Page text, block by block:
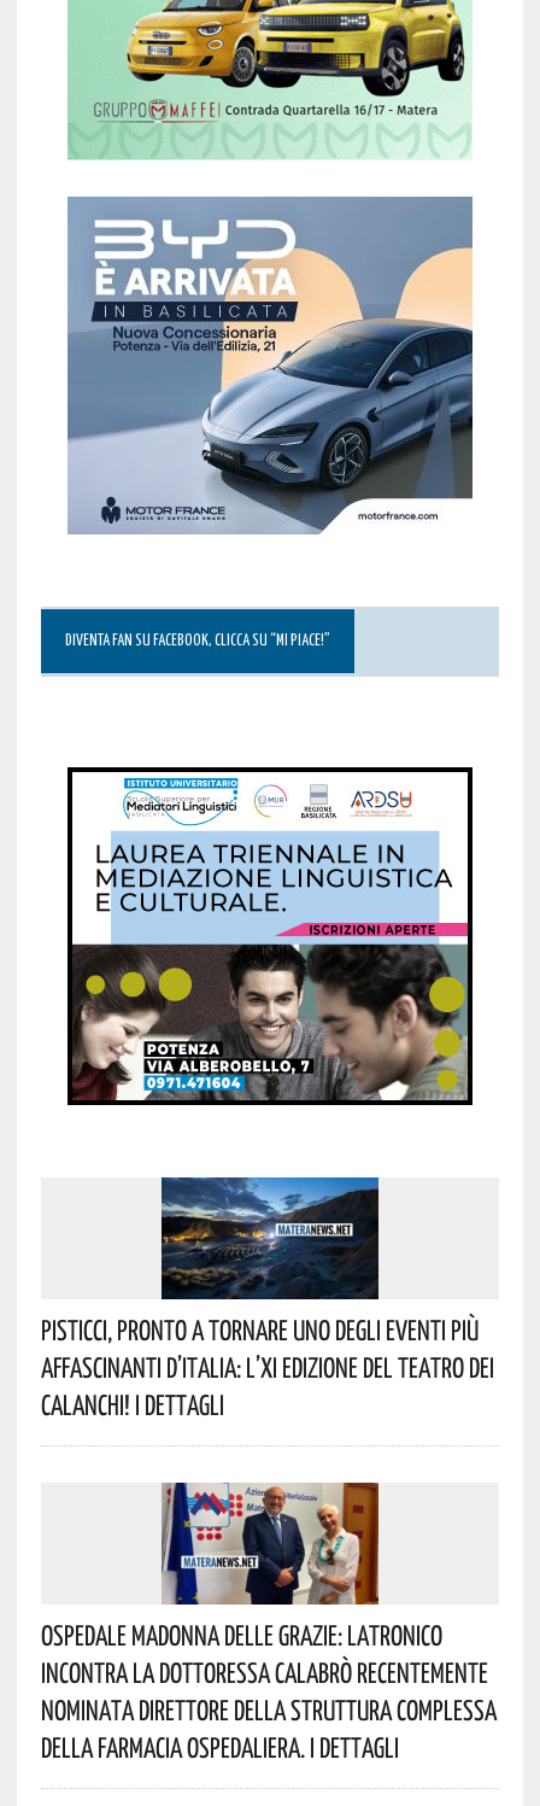
DIVENTA FAN SU FACEBOOK, CLICCA SU “MI PIACE!”
Pisticci, Pronto A Tornare Uno Degli Eventi Più
Affascinanti D’Italia: L’XI Edizione Del Teatro Dei
Calanchi! I Dettagli
Ospedale Madonna Delle Grazie: Latronico
Incontra La Dottoressa Calabrò Recentemente
Nominata Direttore Della Struttura Complessa
Della Farmacia Ospedaliera. I Dettagli